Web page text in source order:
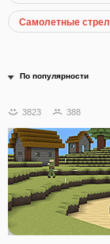
Самолетные
По популярности
3823 388